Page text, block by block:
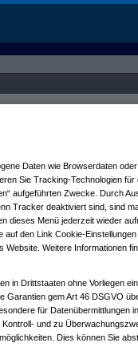
Daten wie Browserdaten
Sie Tracking-Technologien für
aufgeführten Zwecke. Durch
Tracker deaktiviert sind, sind
dieses Menü jederzeit wieder
auf den Link Cookie-
Weitere Informationen
in Drittstaaten ohne Vorliegen
Garantien gem Art 46 DSGVO
für Datenübermittlungen
und zu
Dies können Sie